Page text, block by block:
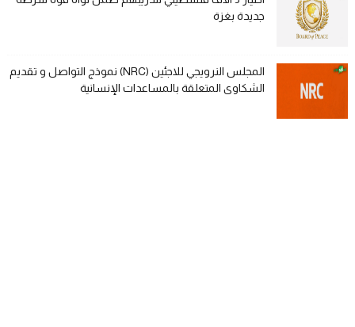
جديدة بغزة
المجلس النرويجي للاجئين (NRC) نموذج التواصل و تقديم
الشكاوى المتعلقة بالمساعدات الإنسانية